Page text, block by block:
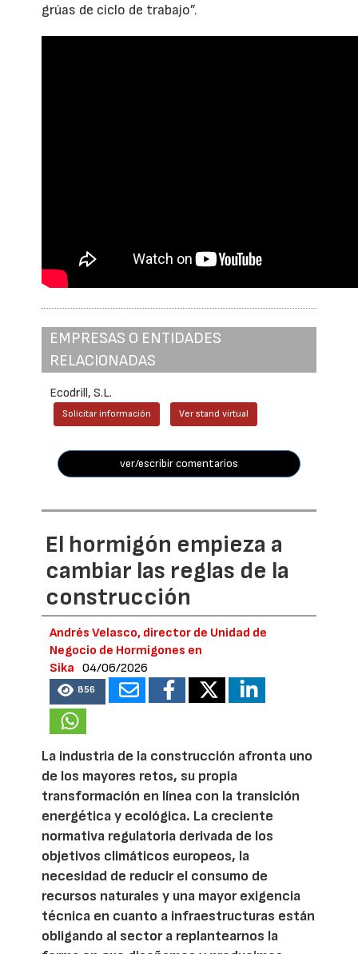
grúas de ciclo de trabajo”.
EMPRESAS O ENTIDADES
RELACIONADAS
Ecodrill, S.L.
Solicitar información Ver stand virtual
ver/escribir comentarios
El hormigón empieza a
cambiar las reglas de la
construcción
Andrés Velasco, director de Unidad de
Negocio de Hormigones en
Sika
04/06/2026
856
La industria de la construcción afronta uno
de los mayores retos, su propia
transformación en línea con la transición
energética y ecológica. La creciente
normativa regulatoria derivada de los
objetivos climáticos europeos, la
necesidad de reducir el consumo de
recursos naturales y una mayor exigencia
técnica en cuanto a infraestructuras están
obligando al sector a replantearnos la